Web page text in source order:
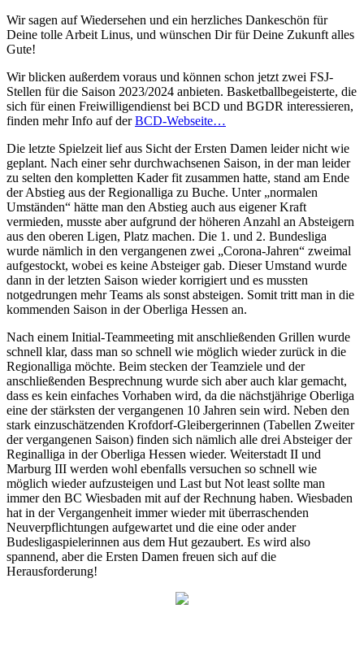
Wir sagen auf Wiedersehen und ein herzliches Dankeschön für
Deine tolle Arbeit Linus, und wünschen Dir für Deine Zukunft alles
Gute!
Wir blicken außerdem voraus und können schon jetzt zwei FSJ-
Stellen für die Saison 2023/2024 anbieten. Basketballbegeisterte, die
sich für einen Freiwilligendienst bei BCD und BGDR interessieren,
finden mehr Info auf derBCD-Webseite…
Die letzte Spielzeit lief aus Sicht der Ersten Damen leider nicht wie
geplant. Nach einer sehr durchwachsenen Saison, in der man leider
zu selten den kompletten Kader fit zusammen hatte, stand am Ende
der Abstieg aus der Regionalliga zu Buche. Unter „normalen
Umständen“ hätte man den Abstieg auch aus eigener Kraft
vermieden, musste aber aufgrund der höheren Anzahl an Absteigern
aus den oberen Ligen, Platz machen. Die 1. und 2. Bundesliga
wurde nämlich in den vergangenen zwei „Corona-Jahren“ zweimal
aufgestockt, wobei es keine Absteiger gab. Dieser Umstand wurde
dann in der letzten Saison wieder korrigiert und es mussten
notgedrungen mehr Teams als sonst absteigen. Somit tritt man in die
kommenden Saison in der Oberliga Hessen an.
Nach einem Initial-Teammeeting mit anschließenden Grillen wurde
schnell klar, dass man so schnell wie möglich wieder zurück in die
Regionalliga möchte. Beim stecken der Teamziele und der
anschließenden Besprechnung wurde sich aber auch klar gemacht,
dass es kein einfaches Vorhaben wird, da die nächstjährige Oberliga
eine der stärksten der vergangenen 10 Jahren sein wird. Neben den
stark einzuschätzenden Krofdorf-Gleibergerinnen (Tabellen Zweiter
der vergangenen Saison) finden sich nämlich alle drei Absteiger der
Reginalliga in der Oberliga Hessen wieder. Weiterstadt II und
Marburg III werden wohl ebenfalls versuchen so schnell wie
möglich wieder aufzusteigen und Last but Not least sollte man
immer den BC Wiesbaden mit auf der Rechnung haben. Wiesbaden
hat in der Vergangenheit immer wieder mit überraschenden
Neuverpflichtungen aufgewartet und die eine oder ander
Budesligaspielerinnen aus dem Hut gezaubert. Es wird also
spannend, aber die Ersten Damen freuen sich auf die
Herausforderung!